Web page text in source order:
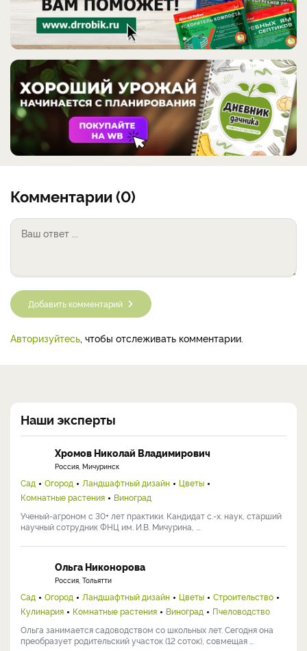
Комментарии (0)
Добавить комментарий
Авторизуйтесь , чтобы отслеживать комментарии.
Наши эксперты
Хромов Николай Владимирович
Россия, Мичуринск
Сад Огород Ландшафтный дизайн
Цветы
Комнатные растения
Виноград
Ученый-агроном с 30+ лет практики. Кандидат с.-х. наук, старший
научный сотрудник ФНЦ им. И.В. Мичурина, ...
Ольга Никонорова
Россия, Тольятти
Сад Огород Ландшафтный дизайн Цветы
Строительство
Кулинария
Комнатные растения Виноград
Пчеловодство
Ольга занимается садоводством со школьных лет. Сегодня она
преобразует родительский участок (12 соток), совмещая ...